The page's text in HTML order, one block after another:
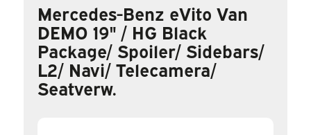
Mercedes-Benz eVito Van
DEMO 19" / HG Black
Package/ Spoiler/ Sidebars/
L2/ Navi/ Telecamera/
Seatverw.